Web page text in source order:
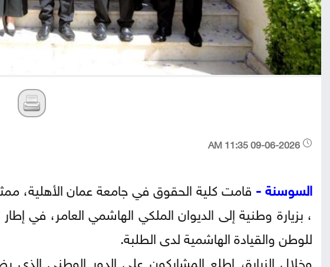
السوسنة - قامت كلية الحقوق في جامعة عمان الأهلية،
، بزيارة وطنية إلى الديوان الملكي الهاشمي العامر، في
للوطن والقيادة الهاشمية لدى الطلبة.
وخلال الزيارة، اطلع المشاركون على الدور الوطني الذي